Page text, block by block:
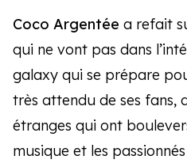
Coco Argentée a refait
qui ne vont pas dans
galaxy qui se prépare
très attendu de ses fans,
étranges qui ont
musique et les